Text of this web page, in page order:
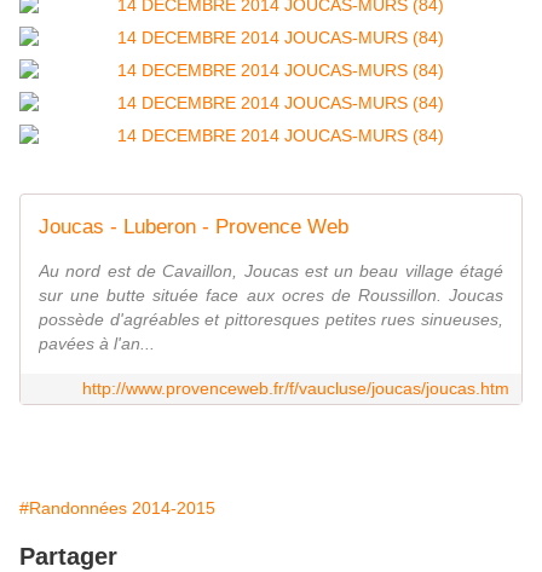
Joucas - Luberon - Provence Web
Au nord est de Cavaillon, Joucas est un beau village étagé
sur une butte située face aux ocres de Roussillon. Joucas
possède d'agréables et pittoresques petites rues sinueuses,
pavées à l'an...
http://www.provenceweb.fr/f/vaucluse/joucas/joucas.htm
#Randonnées 2014-2015
Partager